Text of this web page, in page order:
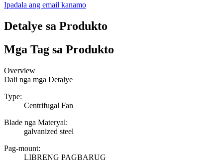
Ipadala ang email kanamo
Detalye sa Produkto
Mga Tag sa Produkto
Overview
Dali nga mga Detalye
Type:
Centrifugal Fan
Blade nga Materyal:
galvanized steel
Pag-mount:
LIBRENG PAGBARUG